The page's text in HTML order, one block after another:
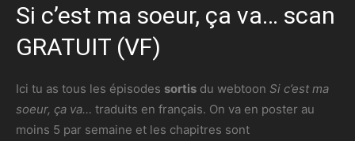
Si c’est ma soeur, ça va… scan
GRATUIT (VF)
Ici tu as tous les épisodes sortis du webtoon Si c’est ma
soeur, ça va… traduits en français. On va en poster au
moins 5 par semaine et les chapitres sont